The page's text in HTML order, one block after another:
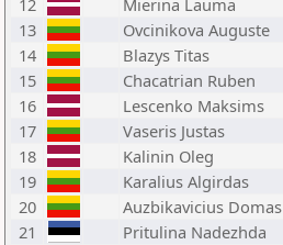
12
Mierina Lauma
13
Ovcinikova Auguste
14
Blazys Titas
15
Chacatrian Ruben
16
Lescenko Maksims
17
Vaseris Justas
18
Kalinin Oleg
19
Karalius Algirdas
20
Auzbikavicius Domas
21
Pritulina Nadezhda